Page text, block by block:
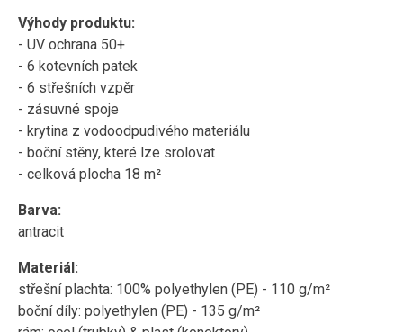
Výhody produktu:
- UV ochrana 50+
- 6 kotevních patek
- 6 střešních vzpěr
- zásuvné spoje
- krytina z vodoodpudivého materiálu
- boční stěny, které lze srolovat
- celková plocha 18 m²
Barva:
antracit
Materiál:
střešní plachta: 100% polyethylen (PE) - 110 g/m²
boční díly: polyethylen (PE) - 135 g/m²